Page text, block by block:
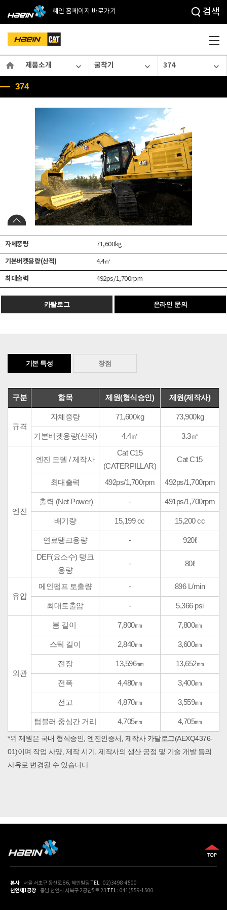
혜인 홈페이지 바로가기 검색
 제품소개  굴착기  374 
374
자체중량 71,600kg
기본버켓용량(산적) 4.4㎥
최대출력 492ps/1,700rpm
카탈로그 온라인 문의
기본 특성 장점
구분 항목 제원(형식승인) 제원(제작사)
규격
자체중량 71,600kg 73,900kg
기본버켓용량(산적) 4.4㎥ 3.3㎥
엔진
엔진 모델 / 제작사
Cat C15
(CATERPILLAR)
Cat C15
최대출력 492ps/1,700rpm 492ps/1,700rpm
출력 (Net Power) - 491ps/1,700rpm
배기량 15,199 cc 15,200 cc
연료탱크용량 -
920ℓ
DEF(요소수) 탱크
용량
- 80ℓ
유압
메인펌프 토출량 - 896 L/min
최대토출압 - 5,366 psi
외관
붐 길이 7,800㎜ 7,800㎜
스틱 길이 2,840㎜ 3,600㎜
전장 13,596㎜ 13,652㎜
전폭 4,480㎜ 3,400㎜
전고 4,870㎜ 3,559㎜
텀블러 중심간 거리 4,705㎜ 4,705㎜
*위 제원은 국내 형식승인, 엔진인증서, 제작사 카달로그(AEXQ4376-
01)이며 작업 사양, 제작 시기, 제작사의 생산 공정 및 기술 개발 등의
사유로 변경될 수 있습니다.
본사 서울 서초구 동산로 86, 혜인빌딩 TEL: 02)3498-4500
천안제1공장
충남 천안시 서북구 2공단5로 23 TEL: 041)559-1500